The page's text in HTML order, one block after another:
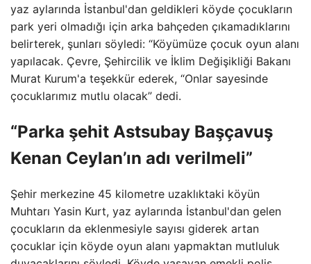
yaz aylarında İstanbul'dan geldikleri köyde çocukların
park yeri olmadığı için arka bahçeden çıkamadıklarını
belirterek, şunları söyledi: “Köyümüze çocuk oyun alanı
yapılacak. Çevre, Şehircilik ve İklim Değişikliği Bakanı
Murat Kurum'a teşekkür ederek, “Onlar sayesinde
çocuklarımız mutlu olacak” dedi.
“Parka şehit Astsubay Başçavuş
Kenan Ceylan’ın adı verilmeli”
Şehir merkezine 45 kilometre uzaklıktaki köyün
Muhtarı Yasin Kurt, yaz aylarında İstanbul'dan gelen
çocukların da eklenmesiyle sayısı giderek artan
çocuklar için köyde oyun alanı yapmaktan mutluluk